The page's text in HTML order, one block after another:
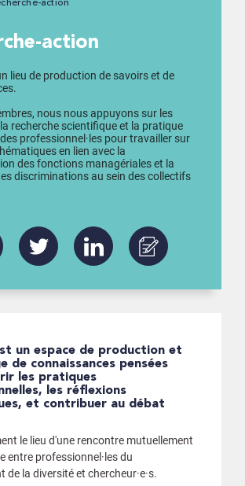
action
action
lieu de production de savoirs et de
nous nous appuyons sur les
recherche scientifique et la pratique
professionnel·les pour travailler sur
en lien avec la
des fonctions managériales et la
discriminations au sein des collectifs
de connaissances pensées
les pratiques
les réflexions
et contribuer au débat
le lieu d'une rencontre mutuellement
entre professionnel·les du
de la diversité et chercheur·e·s.